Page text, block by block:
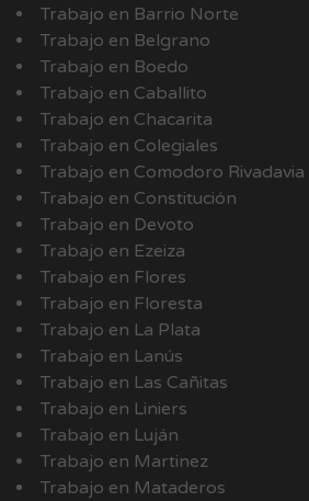
Trabajo en Barrio Norte
Trabajo en Belgrano
Trabajo en Boedo
Trabajo en Caballito
Trabajo en Chacarita
Trabajo en Colegiales
Trabajo en Comodoro Rivadavia
Trabajo en Constitución
Trabajo en Devoto
Trabajo en Ezeiza
Trabajo en Flores
Trabajo en Floresta
Trabajo en La Plata
Trabajo en Lanús
Trabajo en Las Cañitas
Trabajo en Liniers
Trabajo en Luján
Trabajo en Martinez
Trabajo en Mataderos